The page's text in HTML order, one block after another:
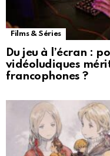
Films & Séries
Du jeu à l’écran :
vidéoludiques
francophones ?